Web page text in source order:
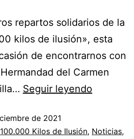
repartos solidarios de la
kilos de ilusión», esta
de encontrarnos con
del Carmen
Seguir leyendo
de 2021
100.000 Kilos de Ilusión, Noticias,